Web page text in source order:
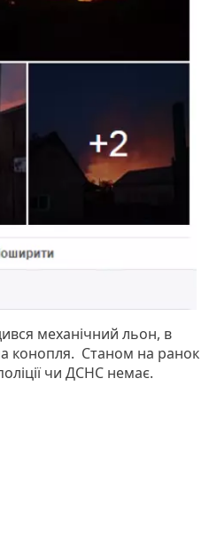
механічний льон, в
конопля. Станом на ранок
чи ДСНС немає.